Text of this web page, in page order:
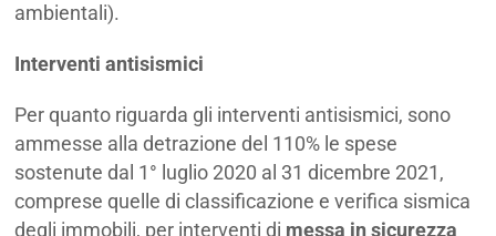
ambientali).
Interventi antisismici
Per quanto riguarda gli interventi antisismici, sono
ammesse alla detrazione del 110% le spese
sostenute dal 1° luglio 2020 al 31 dicembre 2021,
comprese quelle di classificazione e verifica sismica
degli immobili, per interventi di messa in sicurezza